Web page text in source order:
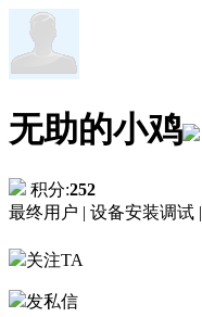
无助的小鸡
积分:252
最终用户 | 设备安装调试 |
关注TA
发私信